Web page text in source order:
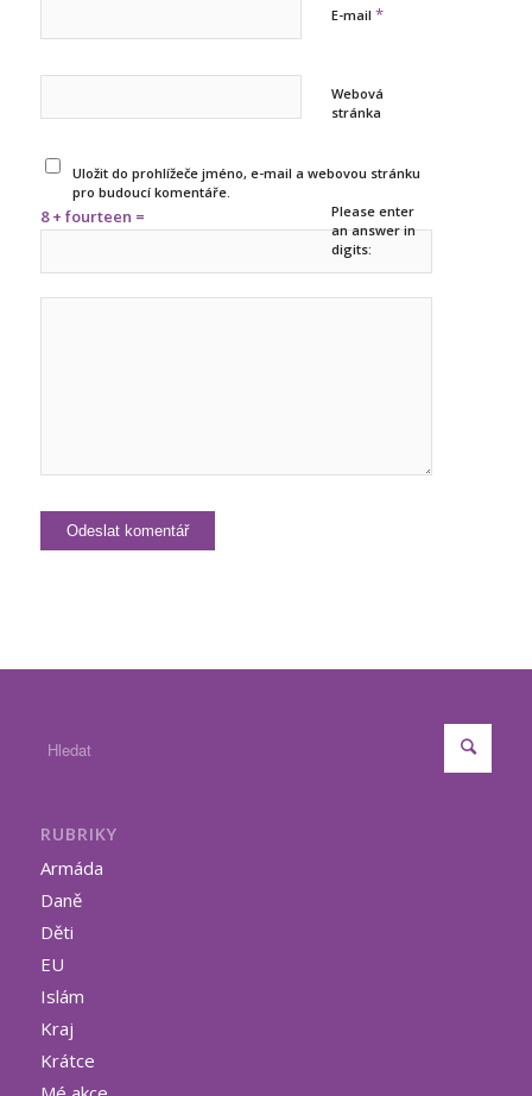
E-mail *
Webová
stránka
Uložit do prohlížeče jméno, e-mail a webovou stránku
pro budoucí komentáře.
Please enter
an answer in
digits:
8 + fourteen =
RUBRIKY
Armáda
Daně
Děti
EU
Islám
Kraj
Krátce